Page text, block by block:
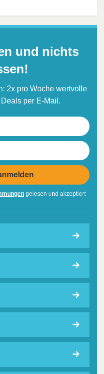
und nichts
2x pro Woche wertvolle
per E-Mail.
gelesen und akzeptiert